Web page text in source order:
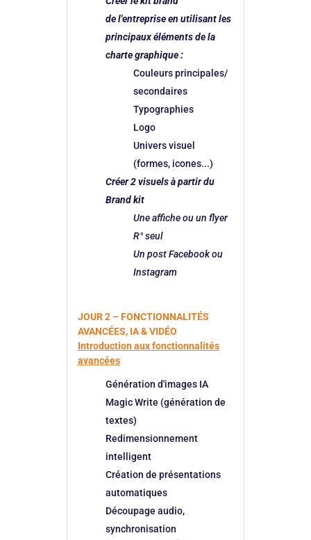
de l'entreprise en utilisant les
principaux éléments de la
charte graphique:
Couleurs principales/
secondaires
Typographies
Logo
Univers visuel
(formes, icones...)
Créer 2 visuels à partir du
Brand kit
Une affiche ou un flyer
R° seul
Un post Facebook ou
Instagram
JOUR 2 – FONCTIONNALITÉS
AVANCÉES, IA & VIDÉO
Introduction aux fonctionnalités
avancées
Génération d'images IA
Magic Write (génération de
textes)
Redimensionnement
intelligent
Création de présentations
automatiques
Découpage audio,
synchronisation